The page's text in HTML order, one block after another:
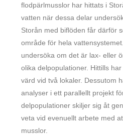
flodpärlmusslor har hittats i
vatten när dessa delar
Storån med biflöden får därför
område för hela
undersöka om det är lax- eller
olika delpopulationer. Hittills
värd vid två lokaler. Dessutom
analyser i ett parallellt projekt
delpopulationer skiljer sig åt
veta vid evenuellt arbete med
musslor.